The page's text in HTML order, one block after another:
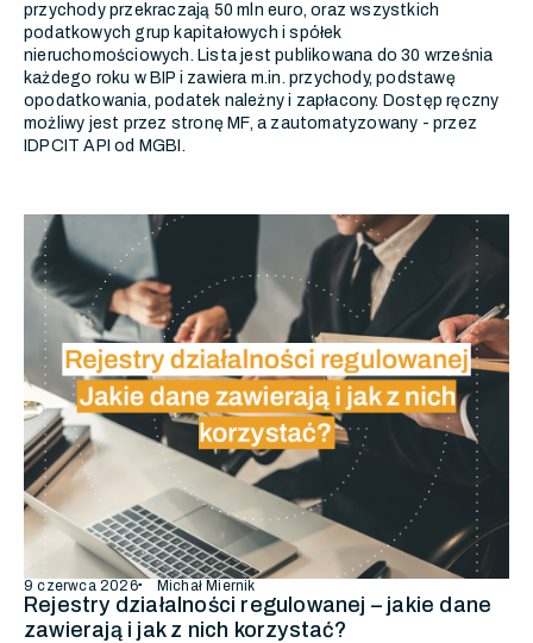
przychody przekraczają 50 mln euro, oraz wszystkich
podatkowych grup kapitałowych i spółek
nieruchomościowych. Lista jest publikowana do 30 września
każdego roku w BIP i zawiera m.in. przychody, podstawę
opodatkowania, podatek należny i zapłacony. Dostęp ręczny
możliwy jest przez stronę MF, a zautomatyzowany - przez
IDPCIT API od MGBI.
9 czerwca 2026 Michał Miernik
Rejestry działalności regulowanej – jakie dane
zawierają i jak z nich korzystać?